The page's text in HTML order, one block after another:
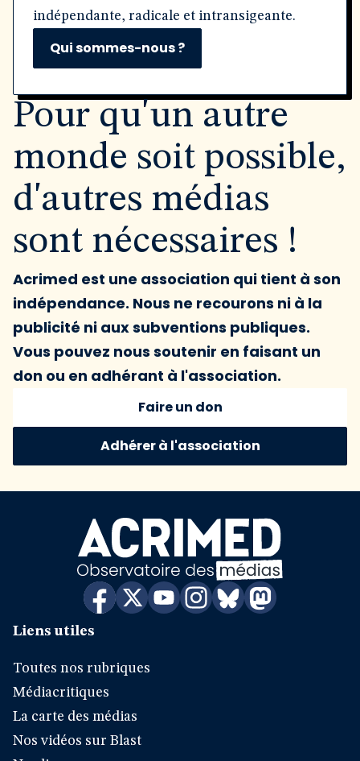
indépendante, radicale et intransigeante.
Qui sommes-nous ?
Pour qu'un autre
monde soit possible,
d'autres médias
sont nécessaires !
Acrimed est une association qui tient à son
indépendance. Nous ne recourons ni à la
publicité ni aux subventions publiques.
Vous pouvez nous soutenir en faisant un
don ou en adhérant à l'association.
Faire un don
Adhérer à l'association
Liens utiles
Toutes nos rubriques
Médiacritiques
La carte des médias
Nos vidéos sur Blast